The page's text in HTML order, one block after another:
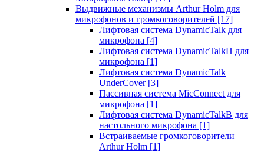
Выдвижные механизмы Arthur Holm для
микрофонов и громкоговорителей [17]
Лифтовая система DynamicTalk для
микрофона [4]
Лифтовая система DynamicTalkH для
микрофона [1]
Лифтовая система DynamicTalk
UnderCover [3]
Пассивная система MicConnect для
микрофона [1]
Лифтовая система DynamicTalkB для
настольного микрофона [1]
Встраиваемые громкоговорители
Arthur Holm [1]